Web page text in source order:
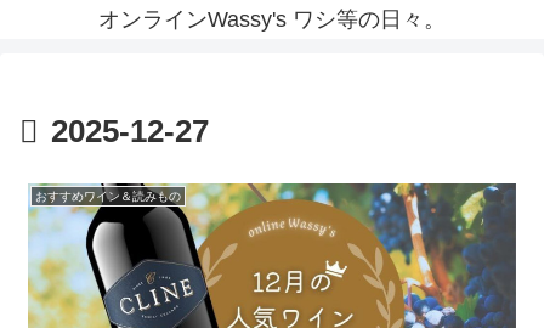
オンラインWassy's ワシ等の日々。
2025-12-27
おすすめワイン＆読みもの